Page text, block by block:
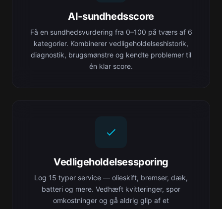
AI-sundhedsscore
Få en sundhedsvurdering fra 0–100 på tværs af 6
kategorier. Kombinerer vedligeholdelseshistorik,
diagnostik, brugsmønstre og kendte problemer til
én klar score.
Vedligeholdelsessporing
Log 15 typer service — olieskift, bremser, dæk,
batteri og mere. Vedhæft kvitteringer, spor
omkostninger og gå aldrig glip af et